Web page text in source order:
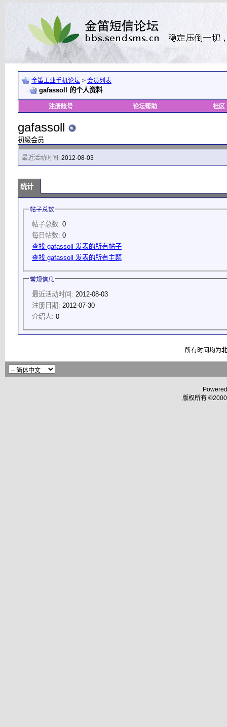
金笛工业手机论坛 > 会员列表
gafassoll 的个人资料
注册账号 论坛帮助 社区
gafassoll
初级会员
最近活动时间: 2012-08-03
统计
帖子总数
帖子总数: 0
每日帖数: 0
查找 gafassoll 发表的所有帖子
查找 gafassoll 发表的所有主题
常规信息
最近活动时间: 2012-08-03
注册日期: 2012-07-30
介绍人: 0
所有时间均为
版权所有